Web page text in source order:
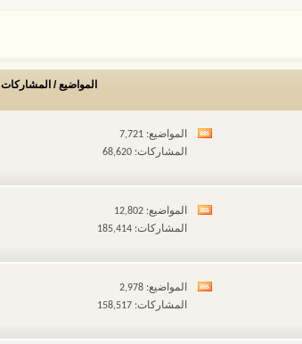
المواضيع / المشاركات
مشاهدة
هذا
المنتدى
المواضيع: 7,721
المشاركات: 68,620
مشاهدة
هذا
المنتدى
المواضيع: 12,802
المشاركات: 185,414
مشاهدة
هذا
المواضيع: 2,978
المشاركات: 158,517